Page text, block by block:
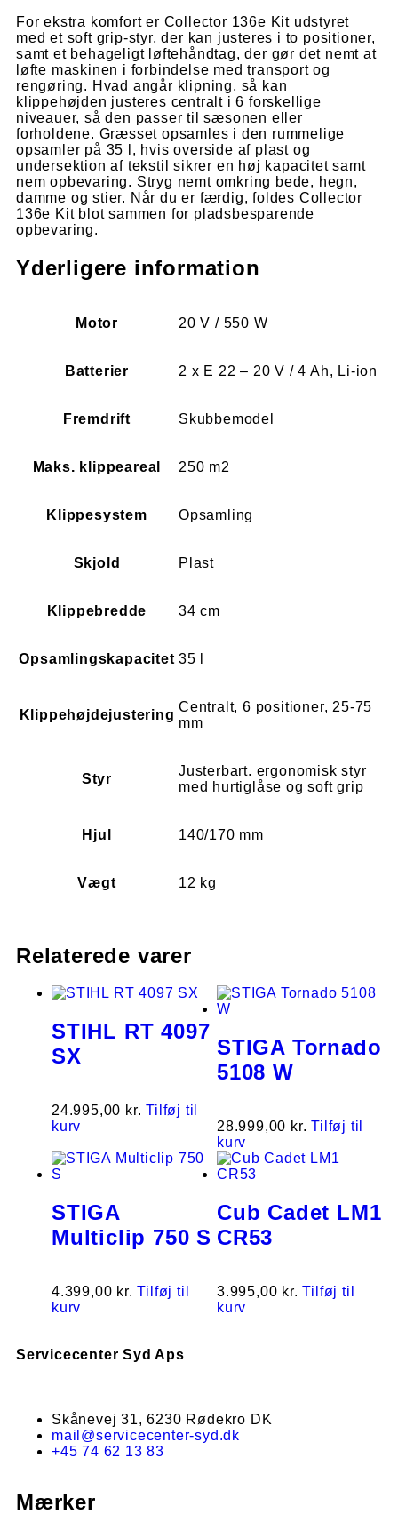
For ekstra komfort er Collector 136e Kit udstyret
med et soft grip-styr, der kan justeres i to positioner,
samt et behageligtløftehåndtag, der gør det nemt at
løfte maskinen i forbindelse med transport og
rengøring. Hvad angår klipning, så kan
klippehøjden justeres centralt i 6 forskellige
niveauer, så den passer til sæsonen eller
forholdene. Græsset opsamles i den rummelige
opsamler på 35 l, hvis overside af plast og
undersektion af tekstil sikrer en høj kapacitet samt
nem opbevaring. Stryg nemt omkring bede, hegn,
damme og stier. Når du er færdig, foldes Collector
136e Kit blot sammen for pladsbesparende
opbevaring.
Yderligere information
Motor 20 V / 550 W
Batterier 2 x E 22 – 20 V / 4 Ah, Li-ion
Fremdrift Skubbemodel
Maks. klippeareal 250 m2
Klippesystem Opsamling
Skjold Plast
Klippebredde 34 cm
Opsamlingskapacitet 35 l
Klippehøjdejustering
Centralt, 6 positioner, 25-75
mm
Styr
Justerbart. ergonomisk styr
med hurtiglåse og soft grip
Hjul 140/170 mm
Vægt 12 kg
Relaterede varer
STIHL RT 4097
SX
24.995,00 kr. Tilføj til
kurv
STIGA Tornado
5108 W
28.999,00 kr. Tilføj til
kurv
STIGA
Multiclip 750 S
4.399,00 kr. Tilføj til
kurv
Cub Cadet LM1
CR53
3.995,00 kr. Tilføj til
kurv
Servicecenter Syd Aps
Skånevej 31, 6230 Rødekro DK
mail@servicecenter-syd.dk
+45 74 62 13 83
Mærker